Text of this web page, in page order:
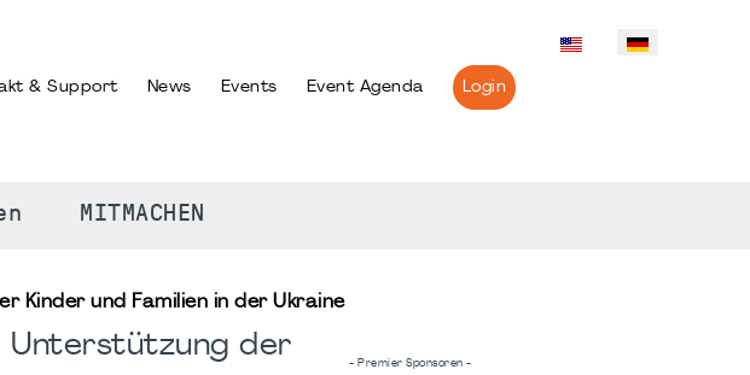
& Support News Events Event Agenda Login
MITMACHEN
Kinder und Familien in der Ukraine
Unterstützung der
- Premier Sponsoren -